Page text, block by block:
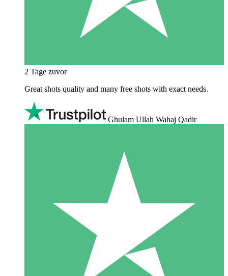
2 Tage zuvor
Great shots quality and many free shots with exact needs.
Ghulam Ullah Wahaj Qadir